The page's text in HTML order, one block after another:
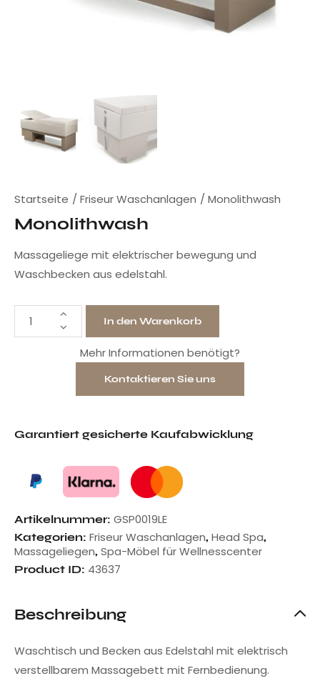
Startseite Friseur Waschanlagen Monolithwash
Monolithwash
Massageliege mit elektrischer bewegung und
Waschbecken aus edelstahl.
In den Warenkorb
Mehr Informationen benötigt?
Kontaktieren Sie uns
Garantiert gesicherte Kaufabwicklung
Artikelnummer: GSP0019LE
Kategorien: Friseur Waschanlagen, Head Spa,
Massageliegen, Spa-Möbel für Wellnesscenter
Product ID: 43637
Beschreibung
Waschtisch und Becken aus Edelstahl mit elektrisch
verstellbarem Massagebett mit Fernbedienung.